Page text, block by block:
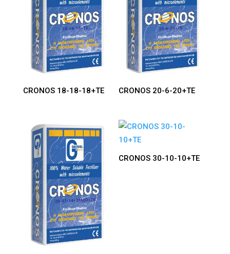
CRONOS 18-18-18+TE CRONOS 20-6-20+TE
CRONOS 30-10-10+TE